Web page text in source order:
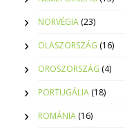
NORVÉGIA (23)
OLASZORSZÁG (16)
OROSZORSZÁG (4)
PORTUGÁLIA (18)
ROMÁNIA (16)